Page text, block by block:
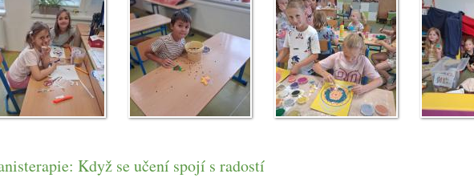
Když se učení spojí s radostí